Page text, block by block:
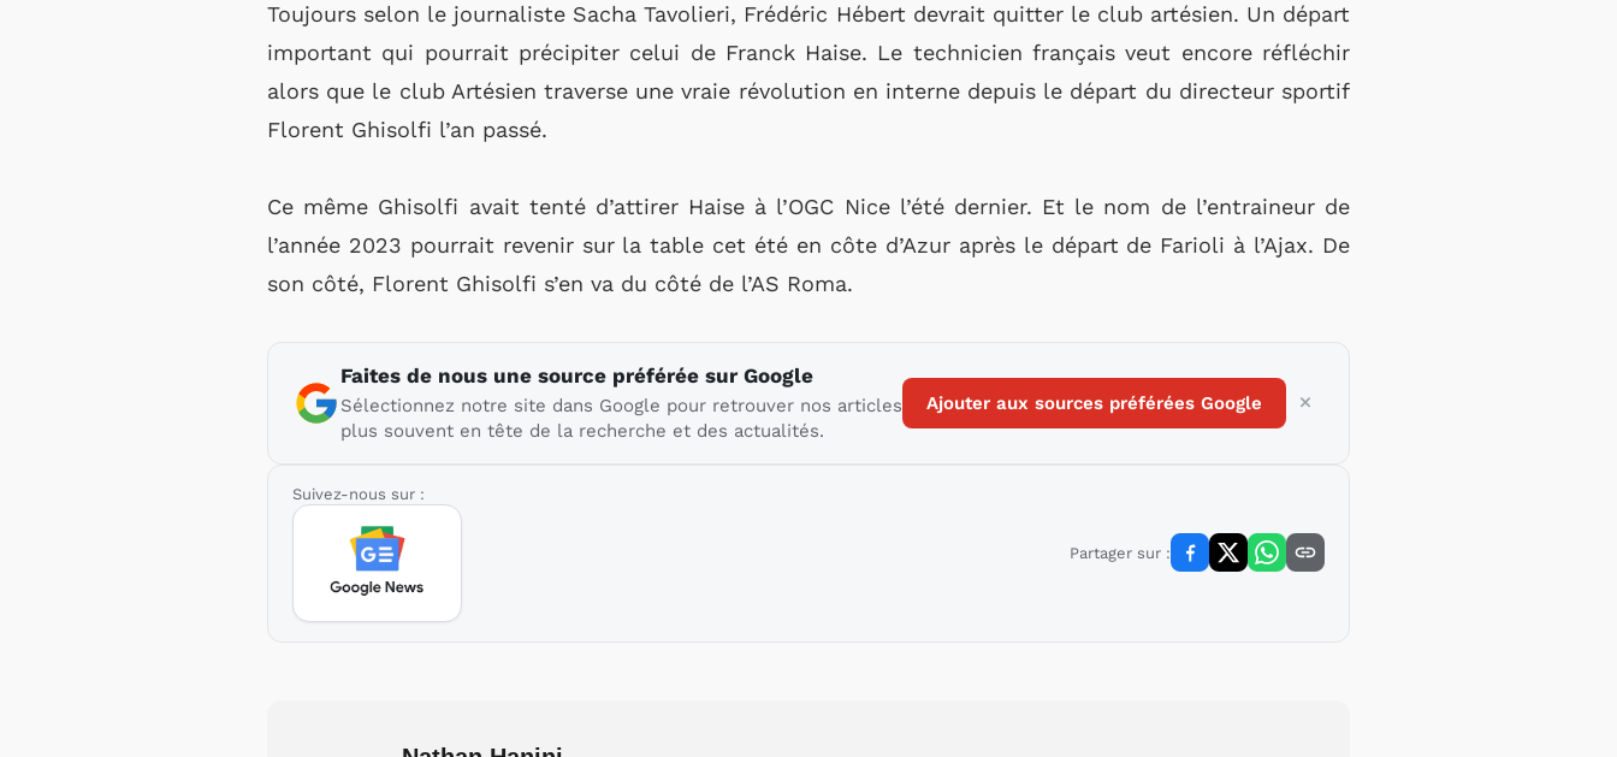
Toujours selon le journaliste Sacha Tavolieri, Frédéric Hébert devrait quitter le club artésien. Un départ
important qui pourrait précipiter celui de Franck Haise. Le technicien français veut encore réfléchir
alors que le club Artésien traverse une vraie révolution en interne depuis le départ du directeur sportif
Florent Ghisolfi l’an passé.
Ce même Ghisolfi avait tenté d’attirer Haise à l’OGC Nice l’été dernier. Et le nom de l’entraineur de
l’année 2023 pourrait revenir sur la table cet été en côte d’Azur après le départ de Farioli à l’Ajax. De
son côté, Florent Ghisolfi s’en va du côté de l’AS Roma.
Faites de nous une source préférée sur Google
Sélectionnez notre site dans Google pour retrouver nos articles
plus souvent en tête de la recherche et des actualités.
Ajouter aux sources préférées Google
Suivez-nous sur :
Partager sur :